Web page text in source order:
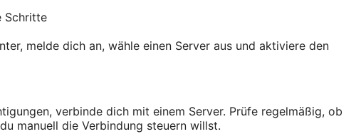
Schritte
melde dich an, wähle einen Server aus und aktiviere den
verbinde dich mit einem Server. Prüfe regelmäßig, ob
manuell die Verbindung steuern willst.